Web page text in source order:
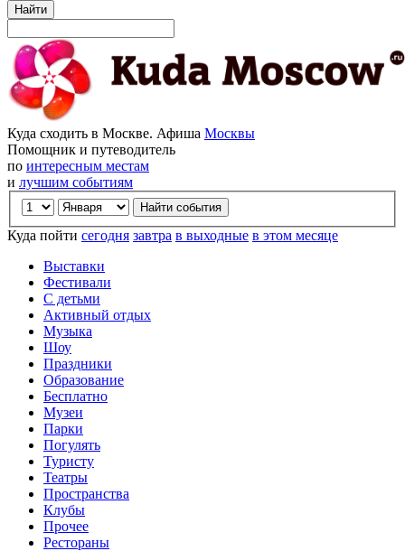
Найти
Куда сходить в Москве. Афиша Москвы
Помощник и путеводитель
по интересным местам
и лучшим событиям
Куда пойти сегодня завтра в выходные в этом месяце
Выставки
Фестивали
С детьми
Активный отдых
Музыка
Шоу
Праздники
Образование
Бесплатно
Музеи
Парки
Погулять
Туристу
Театры
Пространства
Клубы
Прочее
Рестораны